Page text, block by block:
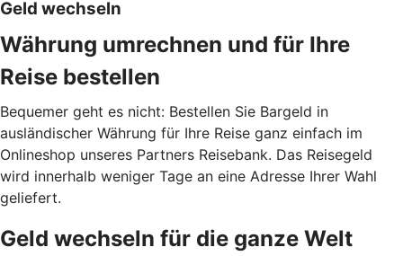
Geld wechseln
Währung umrechnen und für Ihre
Reise bestellen
Bequemer geht es nicht: Bestellen Sie Bargeld in
ausländischer Währung für Ihre Reise ganz einfach im
Onlineshop unseres Partners Reisebank. Das Reisegeld
wird innerhalb weniger Tage an eine Adresse Ihrer Wahl
geliefert.
Geld wechseln für die ganze Welt